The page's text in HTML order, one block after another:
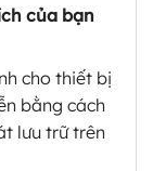
của bạn
cho thiết bị
bằng cách
lưu trữ trên